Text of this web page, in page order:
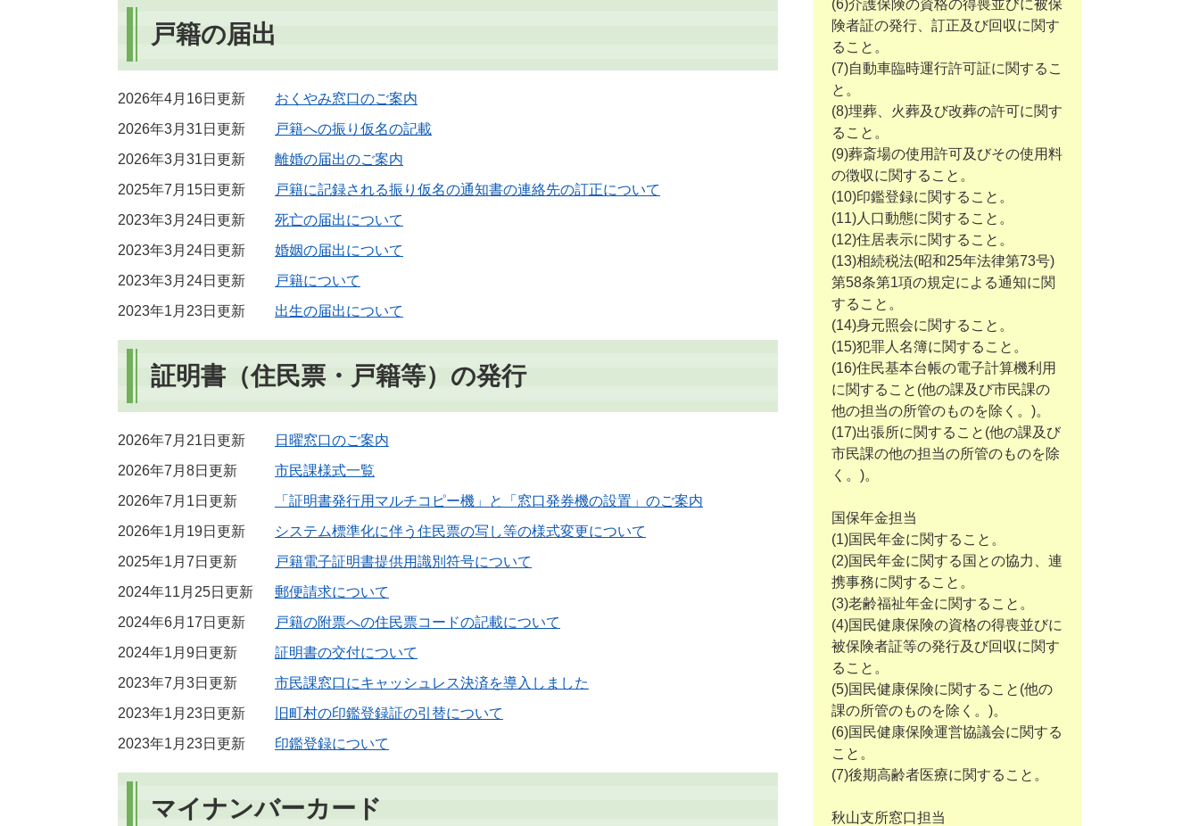
戸籍の届出
2026年4月16日更新
おくやみ窓口のご案内
2026年3月31日更新
戸籍への振り仮名の記載
2026年3月31日更新
離婚の届出のご案内
2025年7月15日更新
戸籍に記録される振り仮名の通知書の連絡先の訂正について
2023年3月24日更新
死亡の届出について
2023年3月24日更新
婚姻の届出について
2023年3月24日更新
戸籍について
2023年1月23日更新
出生の届出について
証明書（住民票・戸籍等）の発行
2026年7月21日更新
日曜窓口のご案内
2026年7月8日更新
市民課様式一覧
2026年7月1日更新
「証明書発行用マルチコピー機」と「窓口発券機の設置」のご案内
2026年1月19日更新
システム標準化に伴う住民票の写し等の様式変更について
2025年1月7日更新
戸籍電子証明書提供用識別符号について
2024年11月25日更新
郵便請求について
2024年6月17日更新
戸籍の附票への住民票コードの記載について
2024年1月9日更新
証明書の交付について
2023年7月3日更新
市民課窓口にキャッシュレス決済を導入しました
2023年1月23日更新
旧町村の印鑑登録証の引替について
2023年1月23日更新
印鑑登録について
マイナンバーカード
(6)介護保険の資格の得喪並びに被保
険者証の発行、訂正及び回収に関す
ること。
(7)自動車臨時運行許可証に関するこ
と。
(8)埋葬、火葬及び改葬の許可に関す
ること。
(9)葬斎場の使用許可及びその使用料
の徴収に関すること。
(10)印鑑登録に関すること。
(11)人口動態に関すること。
(12)住居表示に関すること。
(13)相続税法(昭和25年法律第73号)
第58条第1項の規定による通知に関
すること。
(14)身元照会に関すること。
(15)犯罪人名簿に関すること。
(16)住民基本台帳の電子計算機利用
に関すること(他の課及び市民課の
他の担当の所管のものを除く。)。
(17)出張所に関すること(他の課及び
市民課の他の担当の所管のものを除
く。)。
国保年金担当
(1)国民年金に関すること。
(2)国民年金に関する国との協力、連
携事務に関すること。
(3)老齢福祉年金に関すること。
(4)国民健康保険の資格の得喪並びに
被保険者証等の発行及び回収に関す
ること。
(5)国民健康保険に関すること(他の
課の所管のものを除く。)。
(6)国民健康保険運営協議会に関する
こと。
(7)後期高齢者医療に関すること。
秋山支所窓口担当